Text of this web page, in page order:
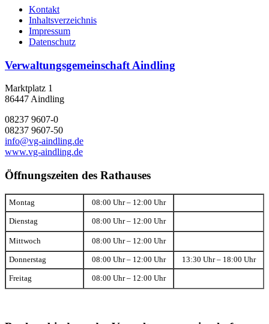
Kontakt
Inhaltsverzeichnis
Impressum
Datenschutz
Verwaltungsgemeinschaft Aindling
Marktplatz 1
86447 Aindling
08237 9607-0
08237 9607-50
info@vg-aindling.de
www.vg-aindling.de
Öffnungszeiten des Rathauses
Montag 08:00 Uhr – 12:00 Uhr
Dienstag 08:00 Uhr – 12:00 Uhr
Mittwoch 08:00 Uhr – 12:00 Uhr
Donnerstag 08:00 Uhr – 12:00 Uhr 13:30 Uhr – 18:00 Uhr
Freitag 08:00 Uhr – 12:00 Uhr